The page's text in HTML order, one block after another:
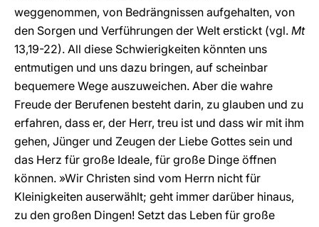
weggenommen, von Bedrängnissen aufgehalten, von
den Sorgen und Verführungen der Welt erstickt (vgl. Mt
13,19-22). All diese Schwierigkeiten könnten uns
entmutigen und uns dazu bringen, auf scheinbar
bequemere Wege auszuweichen. Aber die wahre
Freude der Berufenen besteht darin, zu glauben und zu
erfahren, dass er, der Herr, treu ist und dass wir mit ihm
gehen, Jünger und Zeugen der Liebe Gottes sein und
das Herz für große Ideale, für große Dinge öffnen
können. »Wir Christen sind vom Herrn nicht für
Kleinigkeiten auserwählt; geht immer darüber hinaus,
zu den großen Dingen! Setzt das Leben für große